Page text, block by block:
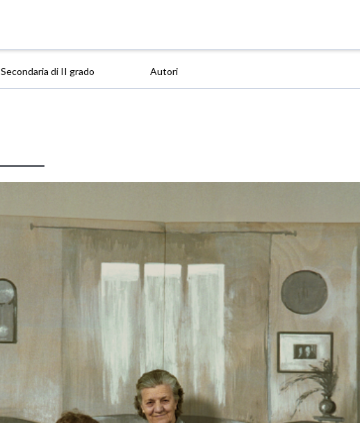
Secondaria di II grado Autori